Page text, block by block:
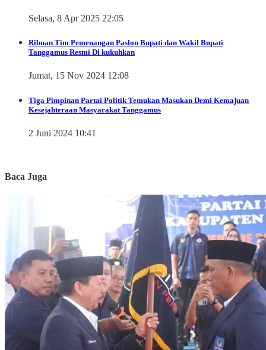
Selasa, 8 Apr 2025 22:05
Ribuan Tim Pemenangan Paslon Bupati dan Wakil Bupati
Tanggamus Resmi Di kukuhkan
Jumat, 15 Nov 2024 12:08
Tiga Pimpinan Partai Politik Temukan Masukan Demi Kemajuan
Kesejahteraan Masyarakat Tanggamus
2 Juni 2024 10:41
Baca Juga